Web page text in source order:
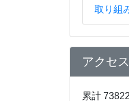
取り組
アクセス
累計